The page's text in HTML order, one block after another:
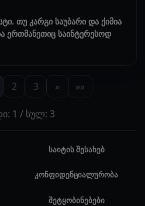
თუ კარგი საუბარი და ქიმია
ერთმანეთიც საინტერესოდ
2 3 » »»
1 / სულ: 3
საიტის შესახებ
კონფიდენციალურობა
შეტყობინებები